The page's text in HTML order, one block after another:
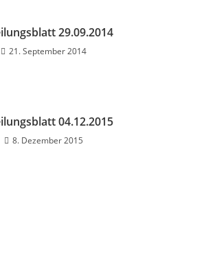
29.09.2014
21. September 2014
04.12.2015
8. Dezember 2015